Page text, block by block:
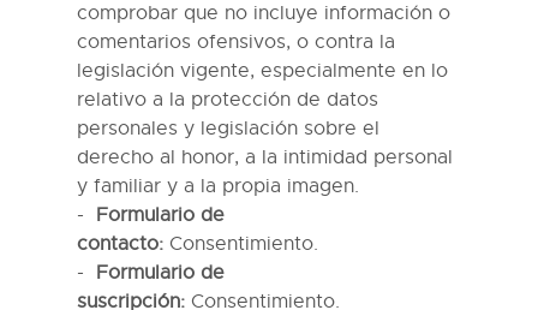
comprobar que no incluye información o
comentarios ofensivos, o contra la
legislación vigente, especialmente en lo
relativo a la protección de datos
personales y legislación sobre el
derecho al honor, a la intimidad personal
y familiar y a la propia imagen.
Formulario de
contacto: Consentimiento.
Formulario de
suscripción: Consentimiento.